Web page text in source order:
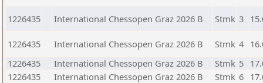
1226435 International Chessopen Graz 2026 B Stmk 3
1226435 International Chessopen Graz 2026 B Stmk 4
1226435
International Chessopen Graz 2026 B Stmk 5
1226435
International Chessopen Graz 2026 B Stmk 6